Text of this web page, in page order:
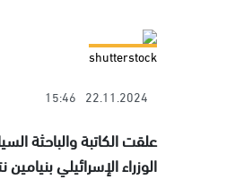
shutterstock
22.11.2024
15:46
علقت الكاتبة والباحثة
الوزراء الإسرائيلي